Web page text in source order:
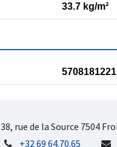
33.7 kg/m²
38, rue de la Source 7504
+32 69 64.70.65